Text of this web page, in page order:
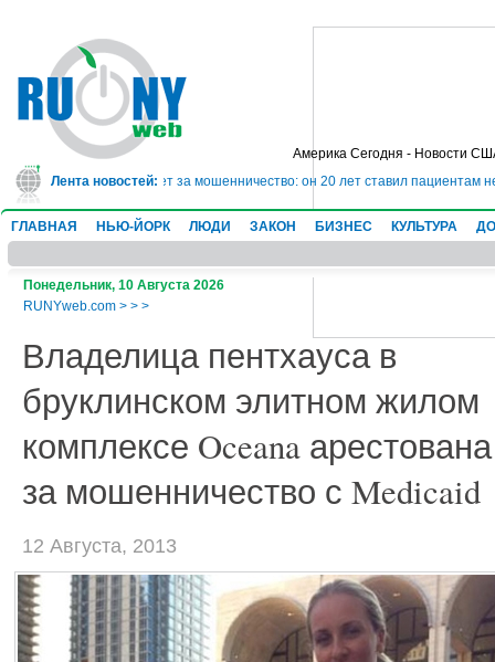
Америка Сегодня - Новости
Лента новостей:
в тюрьму на 10 лет за мошенничество: он 20 лет ставил пациентам
ГЛАВНАЯ НЬЮ-ЙОРК ЛЮДИ ЗАКОН БИЗНЕС КУЛЬТУРА
Понедельник, 10 Августа 2026
RUNYweb.com > > >
Владелица пентхауса в
бруклинском элитном жилом
комплексе Oceana арестована
за мошенничество с Medicaid
12 Августа, 2013